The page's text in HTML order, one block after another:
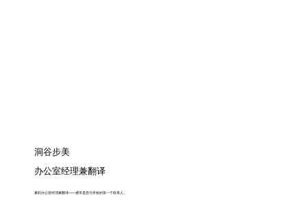
洞谷步美
兼职办公室经理兼翻译——通常是您与学校的第一个联系人。
办公室经理兼翻译